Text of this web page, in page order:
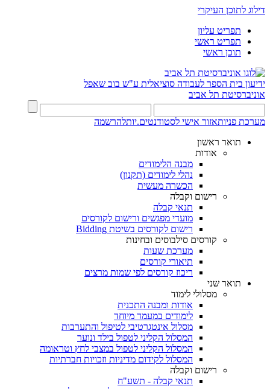
דילוג לתוכן העיקרי
תפריט עליון
תפריט ראשי
תוכן ראשי
ידיעון בית הספר לעבודה סוציאלית ע"ש בוב שאפל
אוניברסיטת תל אביב
מערכת פניותאזור אישי לסטודנטים.יותלהרשמה
תואר ראשון
אודות
מבנה הלימודים
נהלי לימודים (תקנון)
הכשרה מעשית
רישום וקבלה
תנאי קבלה
מועדי מפגשים ורישום לקורסים
רישום לקורסים בשיטת Bidding
קורסים סילבוסים ובחינות
מערכת שעות
תיאורי קורסים
ריכוז קורסים לפי שמות מרצים
תואר שני
מסלולי לימוד
אודות ומבנה התכנית
לימודים במעמד מיוחד
מסלול אינטגרטיבי לטיפול והתערבות
המסלול הקליני לטפול בילד ונוער
המסלול הקליני לטפול במצבי לחץ וטראומה
המסלול לקידום מדיניות וזכויות חברתיות
רישום וקבלה
תנאי קבלה - תשע"ח